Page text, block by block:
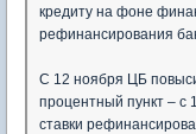
кредиту на фоне
рефинансирования
C 12 ноября ЦБ
процентный пункт – с
ставки